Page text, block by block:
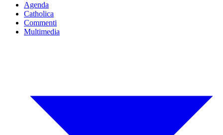
Agenda
Catholica
Commenti
Multimedia